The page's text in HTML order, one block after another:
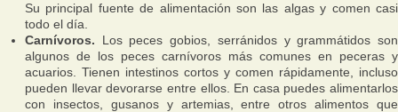
Su principal fuente de alimentación son las algas y comen casi
todo el día.
Carnívoros. Los peces gobios, serránidos y grammátidos son
algunos de los peces carnívoros más comunes en peceras y
acuarios. Tienen intestinos cortos y comen rápidamente, incluso
pueden llevar devorarse entre ellos. En casa puedes alimentarlos
con insectos, gusanos y artemias, entre otros alimentos que